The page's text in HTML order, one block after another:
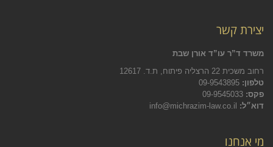
יצירת קשר
משרד ד”ר עו”ד אורן שבת
רחוב משכית 22 הרצליה פיתוח, ת.ד. 12617
טלפון:
פקס:
דוא״ל:
מי אנחנו